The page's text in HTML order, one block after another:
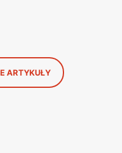
ARTYKUŁY